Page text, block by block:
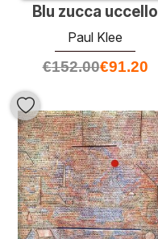
Blu zucca uccello
Paul Klee
€152.00€91.20